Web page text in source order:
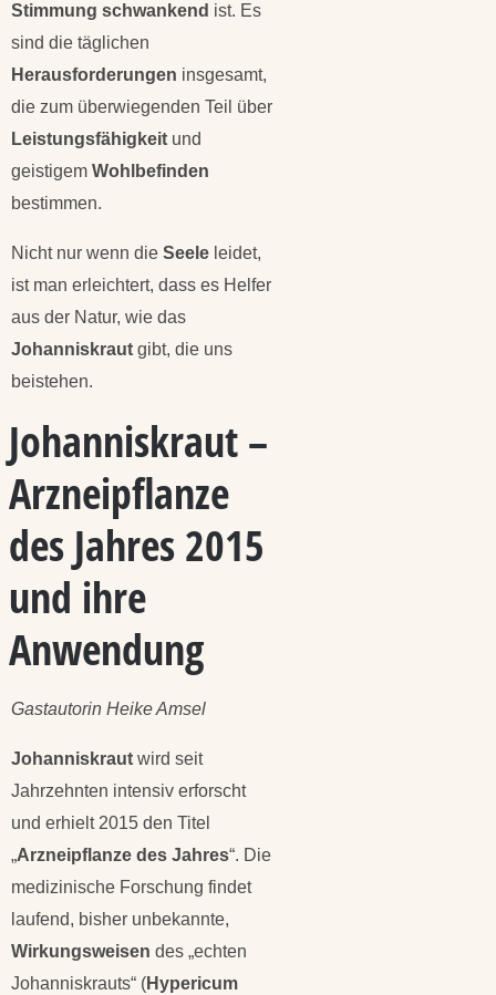
Stimmung schwankend ist. Es
sind die täglichen
Herausforderungen insgesamt,
die zum überwiegenden Teil über
Leistungsfähigkeit und
geistigem Wohlbefinden
bestimmen.
Nicht nur wenn die Seele leidet,
ist man erleichtert, dass es Helfer
aus der Natur, wie das
Johanniskraut gibt, die uns
beistehen.
Johanniskraut –
Arzneipflanze
des Jahres 2015
und ihre
Anwendung
Gastautorin Heike Amsel
Johanniskraut wird seit
Jahrzehnten intensiv erforscht
und erhielt 2015 den Titel
„Arzneipflanze des Jahres“. Die
medizinische Forschung findet
laufend, bisher unbekannte,
Wirkungsweisen des „echten
Johanniskrauts“ (Hypericum